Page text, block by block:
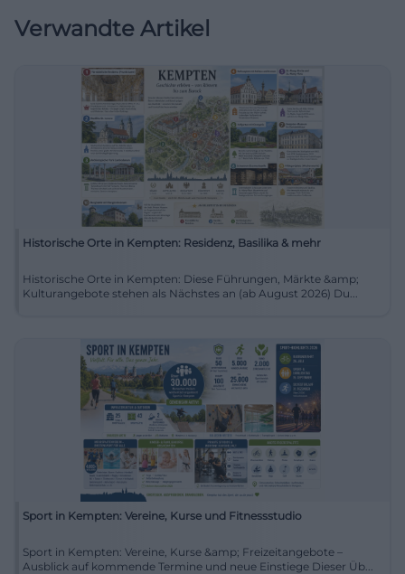
Verwandte Artikel
Historische Orte in Kempten: Residenz, Basilika & mehr
Historische Orte in Kempten: Diese Führungen, Märkte &amp;
Kulturangebote stehen als Nächstes an (ab August 2026) Du...
Sport in Kempten: Vereine, Kurse und Fitnessstudio
Sport in Kempten: Vereine, Kurse &amp; Freizeitangebote –
Ausblick auf kommende Termine und neue Einstiege Dieser Üb...